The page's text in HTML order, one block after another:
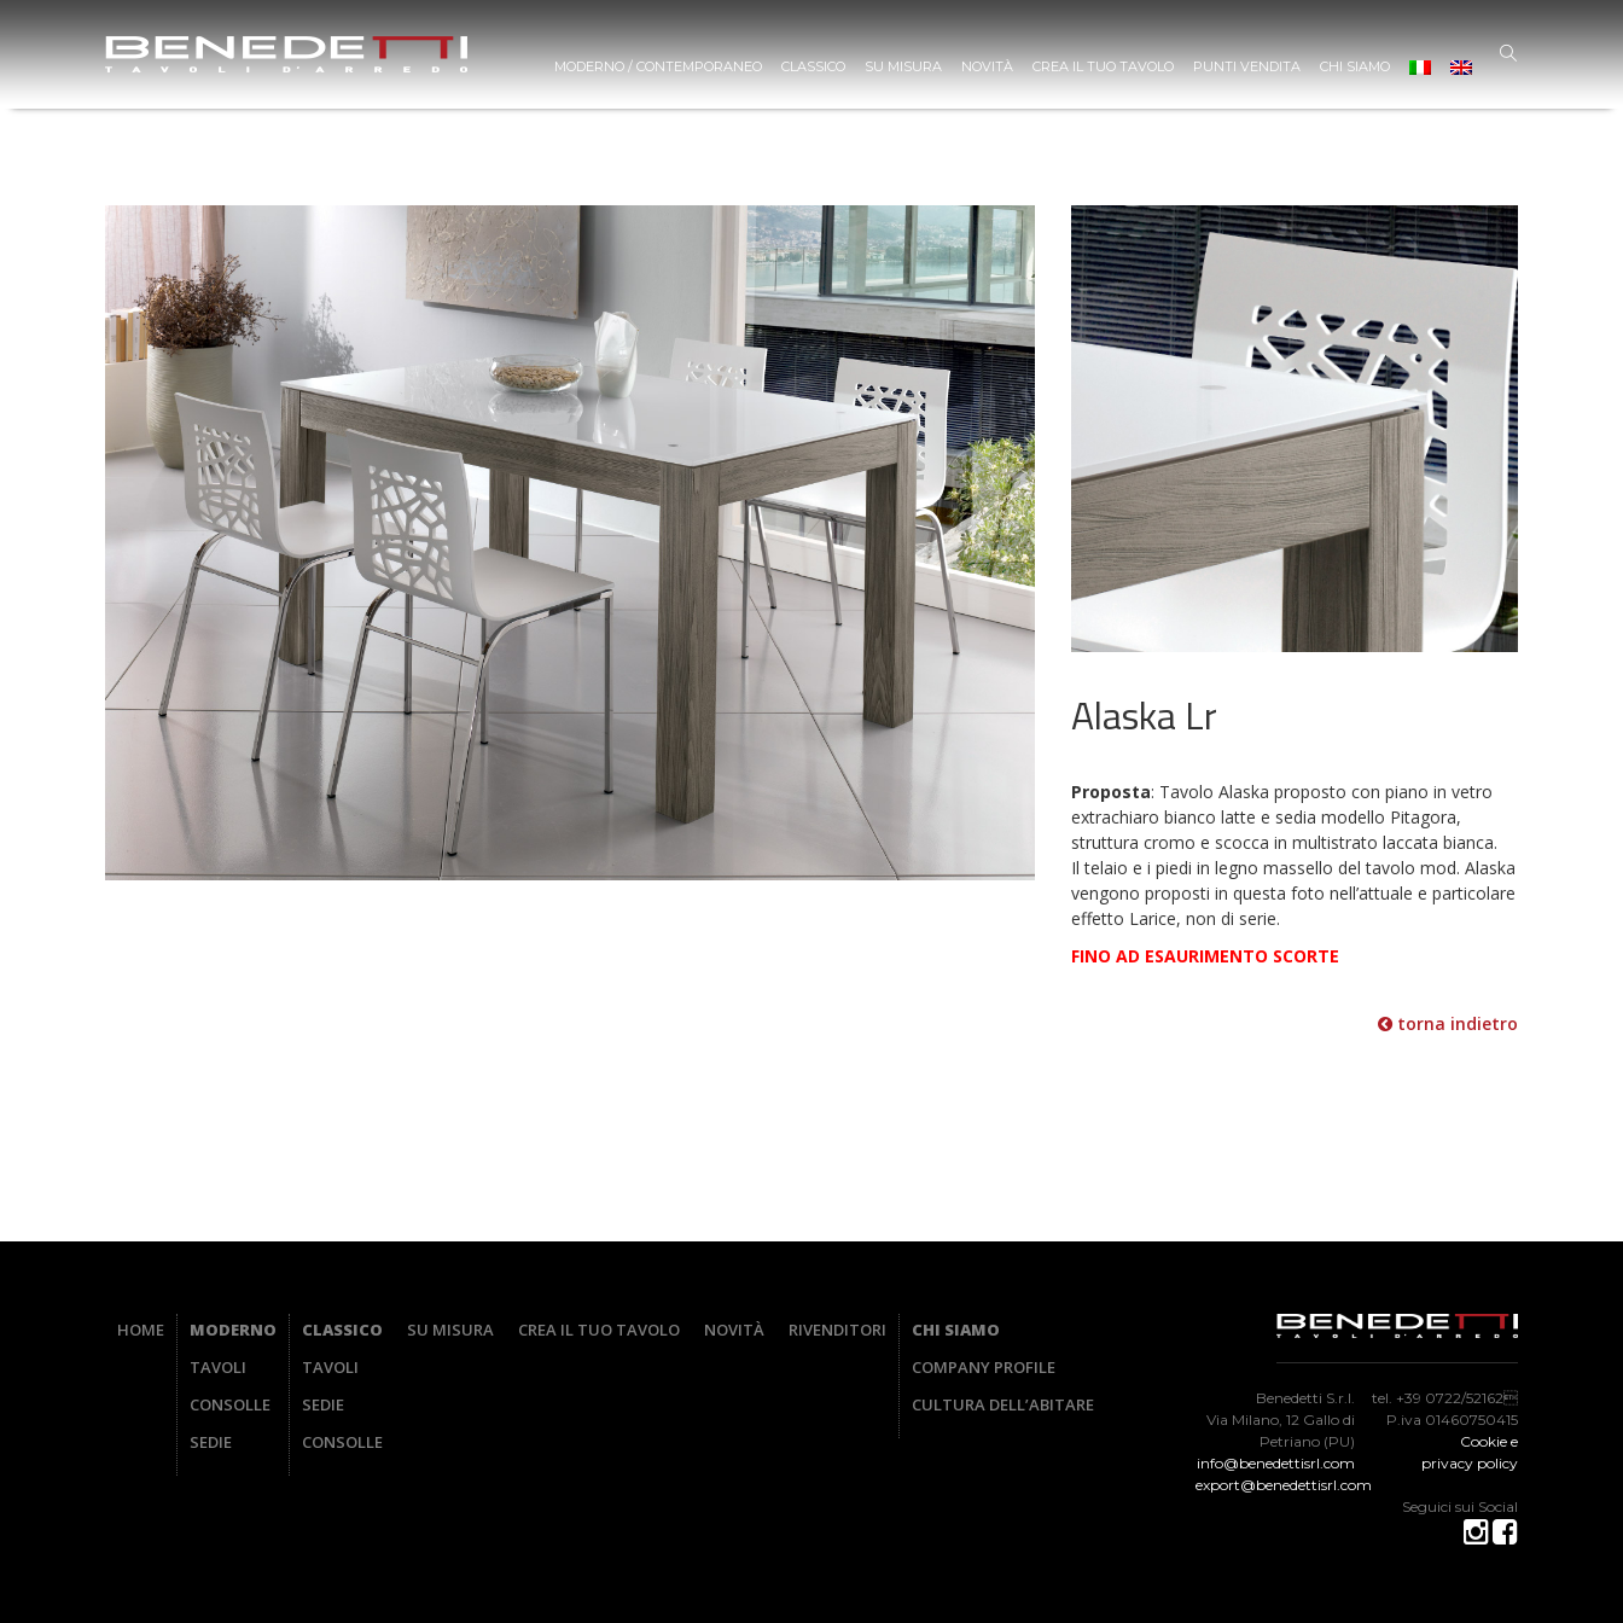
MODERNO / CONTEMPORANEO CLASSICO SU MISURA NOVITÀ CREA IL TUO TAVOLO PUNTI VENDITA CHI SIAMO
Alaska Lr
Proposta: Tavolo Alaska proposto con piano in vetro
extrachiaro bianco latte e sedia modello Pitagora,
struttura cromo e scocca in multistrato laccata bianca.
Il telaio e i piedi in legno massello del tavolo mod. Alaska
vengono proposti in questa foto nell’attuale e particolare
effetto Larice, non di serie.
FINO AD ESAURIMENTO SCORTE
torna indietro
HOME
MODERNO
TAVOLI
CONSOLLE
SEDIE
CLASSICO
TAVOLI
SEDIE
CONSOLLE
SU MISURA CREA IL TUO TAVOLO NOVITÀ RIVENDITORI
CHI SIAMO
COMPANY PROFILE
CULTURA DELL’ABITARE
tel. +39 0722/52162
P.iva 01460750415
Cookie e
privacy policy
Seguici sui Social
Benedetti S.r.l.
Via Milano, 12 Gallo di
Petriano (PU)
info@benedettisrl.com
export@benedettisrl.com